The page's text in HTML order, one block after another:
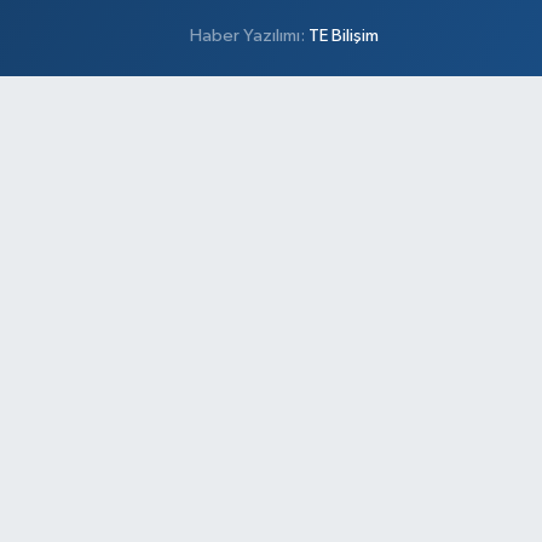
Haber Yazılımı: TE Bilişim